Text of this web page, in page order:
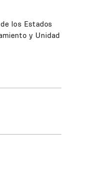
los Estados
y Unidad